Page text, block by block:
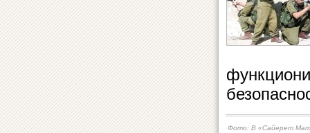
Фото: В «Сайерет